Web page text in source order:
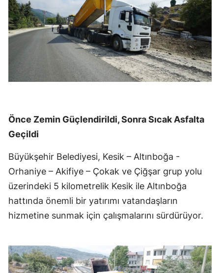
Önce Zemin Güçlendirildi, Sonra Sıcak Asfalta
Geçildi
Büyükşehir Belediyesi, Kesik – Altınboğa -
Orhaniye – Akifiye – Çokak ve Çiğşar grup yolu
üzerindeki 5 kilometrelik Kesik ile Altınboğa
hattında önemli bir yatırımı vatandaşların
hizmetine sunmak için çalışmalarını sürdürüyor.